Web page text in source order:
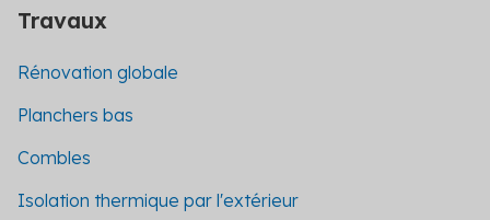
Travaux
Rénovation globale
Planchers bas
Combles
Isolation thermique par l'extérieur